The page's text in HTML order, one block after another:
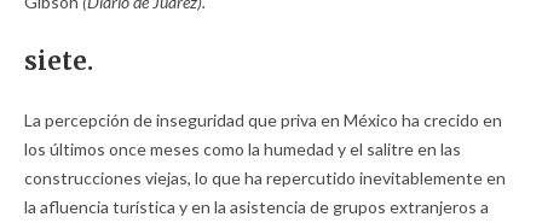
siete.
La percepción de inseguridad que priva en México ha crecido en
los últimos once meses como la humedad y el salitre en las
construcciones viejas, lo que ha repercutido inevitablemente en
la afluencia turística y en la asistencia de grupos extranjeros a